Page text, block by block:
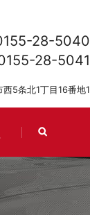
search
28-5040
28-5041
5条北1丁目16番地1